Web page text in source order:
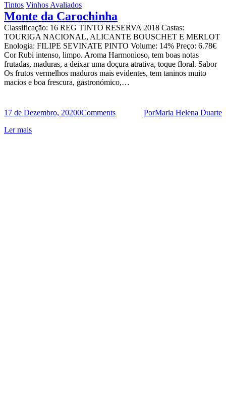
Tintos Vinhos Avaliados
Monte da Carochinha
Classificaçāo: 16 REG TINTO RESERVA 2018 Castas:
TOURIGA NACIONAL, ALICANTE BOUSCHET E MERLOT
Enologia: FILIPE SEVINATE PINTO Volume: 14% Preço: 6.78€
Cor Rubi intenso, limpo. Aroma Harmonioso, tem boas notas
frutadas, maduras, a deixar uma doçura atrativa, toque floral. Sabor
Os frutos vermelhos maduros mais evidentes, tem taninos muito
macios e boa frescura, gastronómico,…
17 de Dezembro, 20200Comments PorMaria Helena Duarte
Ler mais